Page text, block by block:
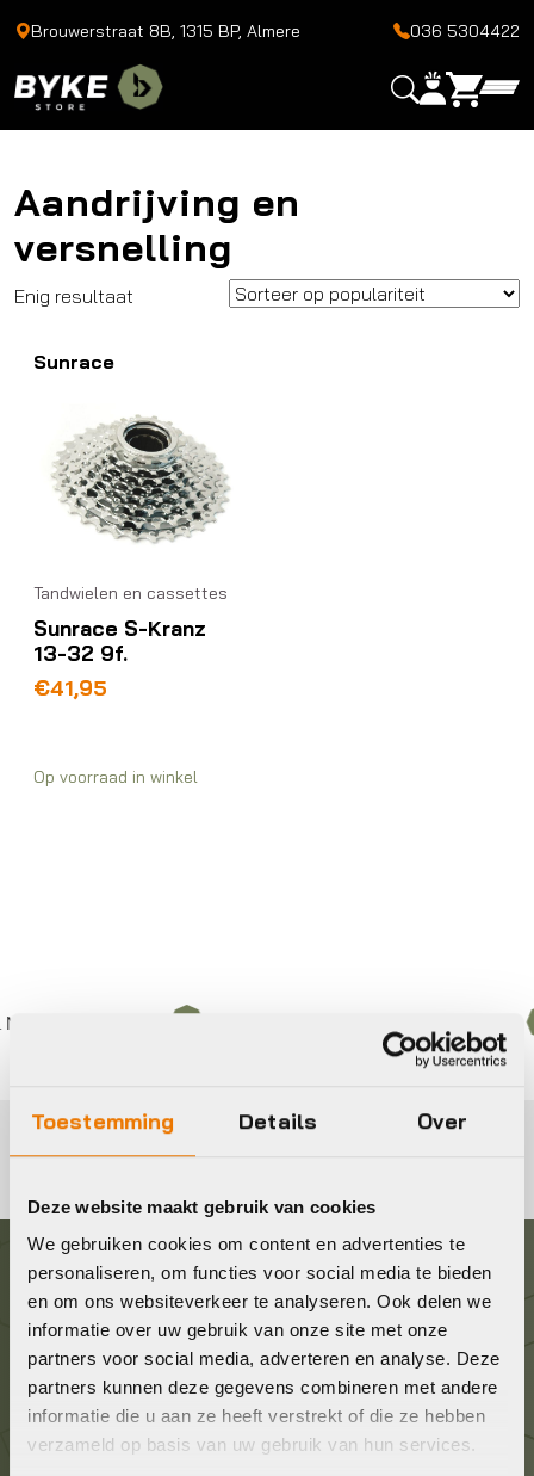
Toestemming Details Over
Deze website maakt gebruik van cookies
We gebruiken cookies om content en advertenties te
personaliseren, om functies voor social media te bieden
en om ons websiteverkeer te analyseren. Ook delen we
informatie over uw gebruik van onze site met onze
partners voor social media, adverteren en analyse. Deze
partners kunnen deze gegevens combineren met andere
informatie die u aan ze heeft verstrekt of die ze hebben
verzameld op basis van uw gebruik van hun services.
Brouwerstraat 8B, 1315 BP, Almere 036 5304422
Aandrijving en
versnelling
Enig resultaat
Sunrace
Tandwielen en cassettes
Sunrace S-Kranz
13-32 9f.
€41,95
Op voorraad in winkel
Gratis
Graag in contact komen?
Wij staan voor je klaar! Neem contact op via de
onderstaande gegevens.
Stuur ons een e-mail